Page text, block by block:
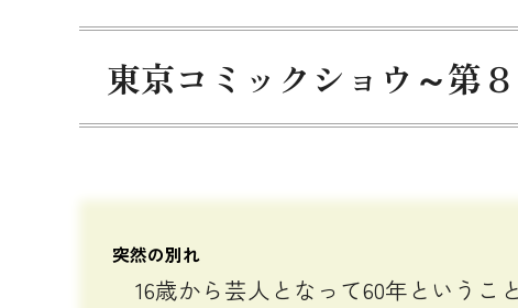
東京コミックショウ～第
突然の別れ
16歳から芸人となって60年というこ